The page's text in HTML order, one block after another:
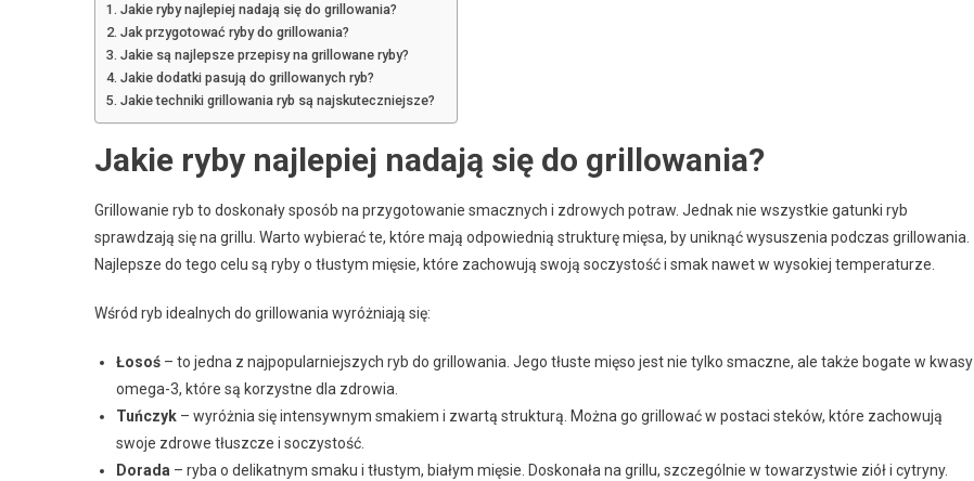
Jakie ryby najlepiej nadają się do grillowania?
Jak przygotować ryby do grillowania?
Jakie są najlepsze przepisy na grillowane ryby?
Jakie dodatki pasują do grillowanych ryb?
Jakie techniki grillowania ryb są najskuteczniejsze?
Jakie ryby najlepiej nadają się do grillowania?
Grillowanie ryb to doskonały sposób na przygotowanie smacznych i zdrowych potraw. Jednak nie wszystkie gatunki ryb
sprawdzają się na grillu. Warto wybierać te, które mają odpowiednią strukturę mięsa, by uniknąć wysuszenia podczas grillowania.
Najlepsze do tego celu są ryby o tłustym mięsie, które zachowują swoją soczystość i smak nawet w wysokiej temperaturze.
Wśród ryb idealnych do grillowania wyróżniają się:
Łosoś – to jedna z najpopularniejszych ryb do grillowania. Jego tłuste mięso jest nie tylko smaczne, ale także bogate w kwasy
omega-3, które są korzystne dla zdrowia.
Tuńczyk – wyróżnia się intensywnym smakiem i zwartą strukturą. Można go grillować w postaci steków, które zachowują
swoje zdrowe tłuszcze i soczystość.
Dorada – ryba o delikatnym smaku i tłustym, białym mięsie. Doskonała na grillu, szczególnie w towarzystwie ziół i cytryny.